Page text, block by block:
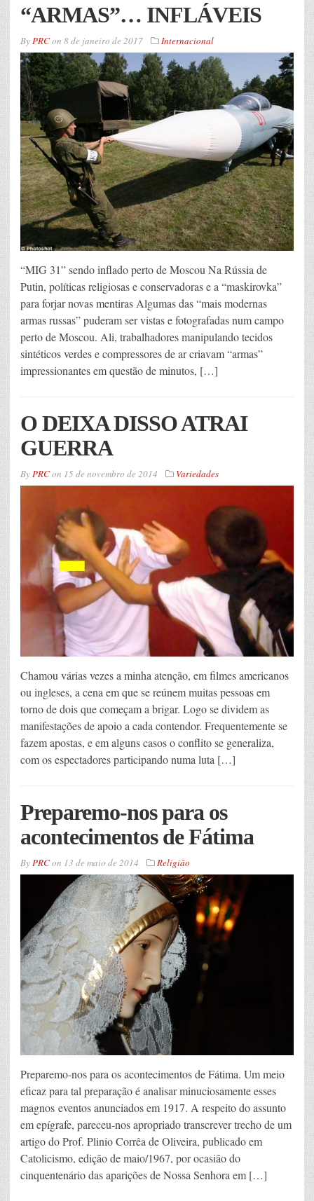
“ARMAS”… INFLÁVEIS
ByPRCon 8 de janeiro de 2017 Internacional
“MIG 31” sendo inflado perto de Moscou Na Rússia de
Putin, políticas religiosas e conservadoras e a “maskirovka”
para forjar novas mentiras Algumas das “mais modernas
armas russas” puderam ser vistas e fotografadas num campo
perto de Moscou. Ali, trabalhadores manipulando tecidos
sintéticos verdes e compressores de ar criavam “armas”
impressionantes em questão de minutos, […]
O DEIXA DISSO ATRAI
GUERRA
ByPRCon 15 de novembro de 2014 Variedades
Chamou várias vezes a minha atenção, em filmes americanos
ou ingleses, a cena em que se reúnem muitas pessoas em
torno de dois que começam a brigar. Logo se dividem as
manifestações de apoio a cada contendor. Frequentemente se
fazem apostas, e em alguns casos o conflito se generaliza,
com os espectadores participando numa luta […]
Preparemo-nos para os
acontecimentos de Fátima
ByPRCon 13 de maio de 2014 Religião
Preparemo-nos para os acontecimentos de Fátima. Um meio
eficaz para tal preparação é analisar minuciosamente esses
magnos eventos anunciados em 1917. A respeito do assunto
em epígrafe, pareceu-nos apropriado transcrever trecho de um
artigo do Prof. Plinio Corrêa de Oliveira, publicado em
Catolicismo, edição de maio/1967, por ocasião do
cinquentenário das aparições de Nossa Senhora em […]